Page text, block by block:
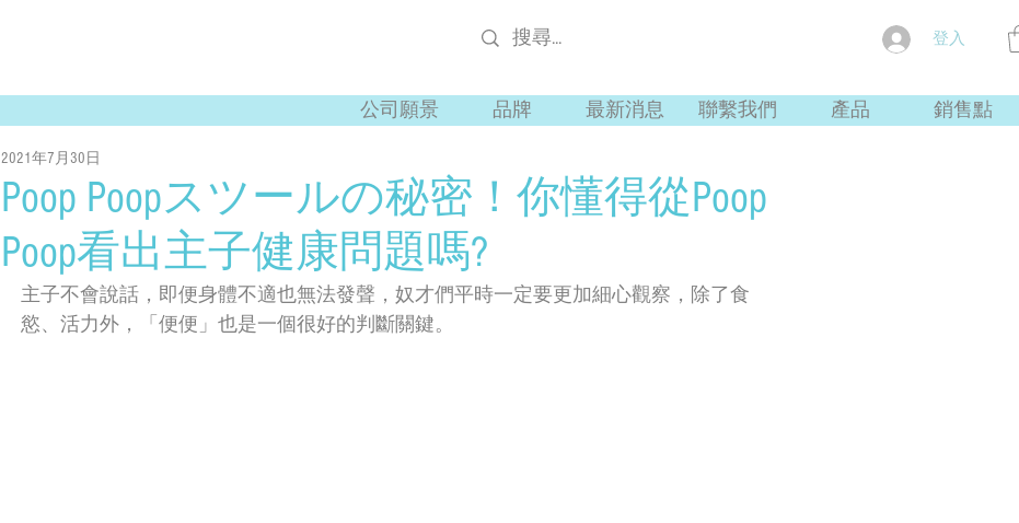
登入
公司願景 品牌 最新消息 聯繫我們 產品 銷售點
Poop Poopスツールの秘密！你懂得從Poop
Poop看出主子健康問題嗎?
2021年7月30日
主子不會說話，即便身體不適也無法發聲，奴才們平時一定要更加細心觀察，除了食
慾、活力外，「便便」也是一個很好的判斷關鍵。